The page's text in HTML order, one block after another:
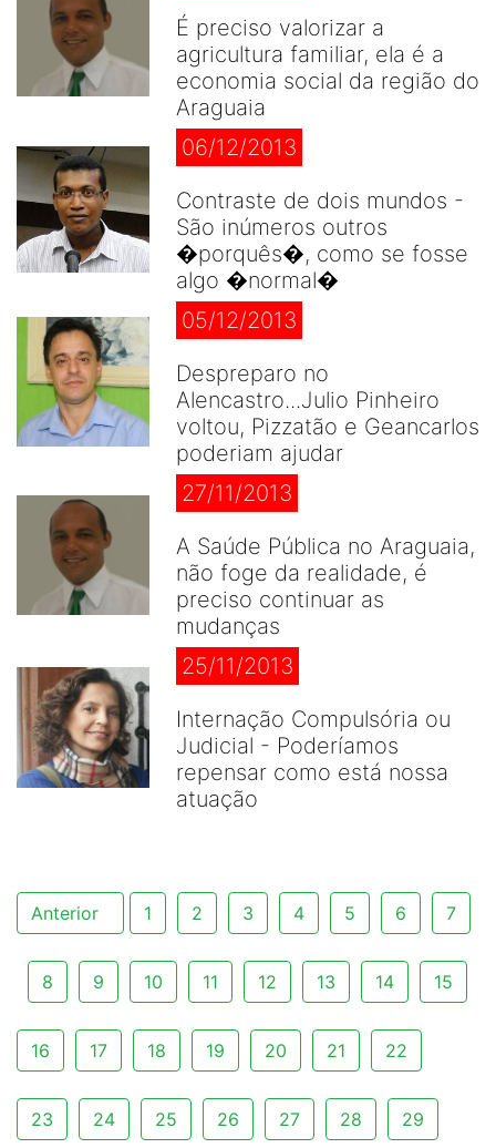
É preciso valorizar a
agricultura familiar, ela é a
economia social da região do
Araguaia
06/12/2013
Contraste de dois mundos -
São inúmeros outros
�porquês�, como se fosse
algo �normal�
05/12/2013
Despreparo no
Alencastro...Julio Pinheiro
voltou, Pizzatão e Geancarlos
poderiam ajudar
27/11/2013
A Saúde Pública no Araguaia,
não foge da realidade, é
preciso continuar as
mudanças
25/11/2013
Internação Compulsória ou
Judicial - Poderíamos
repensar como está nossa
atuação
Anterior 1 2 3 4 5 6 7
8 9 10 11 12 13 14 15
16 17 18 19 20 21 22
23 24 25 26 27 28 29